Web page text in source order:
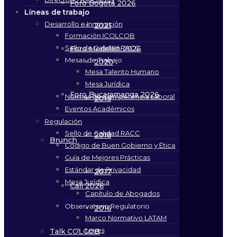
2021
2020
2019
2018
2017
2016
Foro Bogotá 2026
Foro Medellín 2026
Foro Bucaramanga 2026
Brunch
Cali 2026
Talk COLCOB
Líneas de trabajo
Desarrollo e Innovación
Formación ICOLCOB
Sello de Calidad RACC
Mesas de Trabajo
Mesa Talento Humano
Mesa Jurídica
Normas de Competencia Laboral
Eventos Académicos
Regulación
Sello de Calidad RACC
Código de Buen Gobierno y Ética
Guía de Mejores Prácticas
Estándar de Privacidad
Mesa Jurídica
Capítulo de Abogados
Observatorio Regulatorio
Marco Normativo LATAM
Leyes